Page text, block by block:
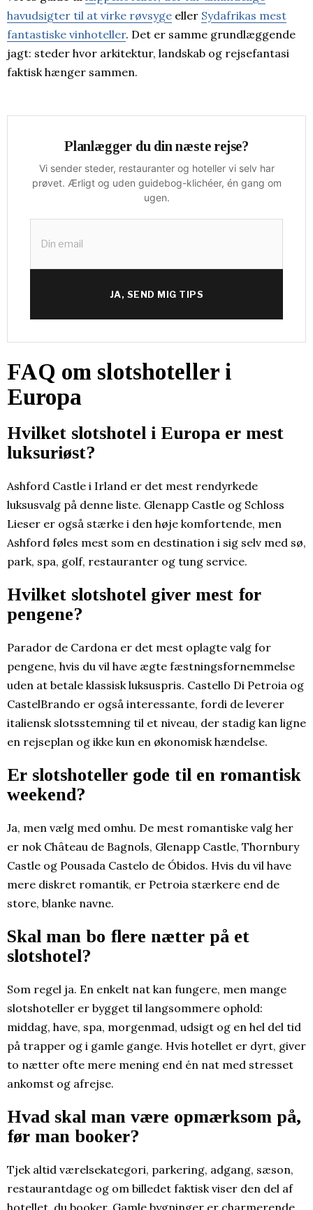
havudsigter til at virke røvsyge eller Sydafrikas mest
fantastiske vinhoteller. Det er samme grundlæggende
jagt: steder hvor arkitektur, landskab og rejsefantasi
faktisk hænger sammen.
Planlægger du din næste rejse?
Vi sender steder, restauranter og hoteller vi selv har
prøvet. Ærligt og uden guidebog-klichéer, én gang om
ugen.
JA, SEND MIG TIPS
FAQ om slotshoteller i
Europa
Hvilket slotshotel i Europa er mest
luksuriøst?
Ashford Castle i Irland er det mest rendyrkede
luksusvalg på denne liste. Glenapp Castle og Schloss
Lieser er også stærke i den høje komfortende, men
Ashford føles mest som en destination i sig selv med sø,
park, spa, golf, restauranter og tung service.
Hvilket slotshotel giver mest for
pengene?
Parador de Cardona er det mest oplagte valg for
pengene, hvis du vil have ægte fæstningsfornemmelse
uden at betale klassisk luksuspris. Castello Di Petroia og
CastelBrando er også interessante, fordi de leverer
italiensk slotsstemning til et niveau, der stadig kan ligne
en rejseplan og ikke kun en økonomisk hændelse.
Er slotshoteller gode til en romantisk
weekend?
Ja, men vælg med omhu. De mest romantiske valg her
er nok Château de Bagnols, Glenapp Castle, Thornbury
Castle og Pousada Castelo de Óbidos. Hvis du vil have
mere diskret romantik, er Petroia stærkere end de
store, blanke navne.
Skal man bo flere nætter på et
slotshotel?
Som regel ja. En enkelt nat kan fungere, men mange
slotshoteller er bygget til langsommere ophold:
middag, have, spa, morgenmad, udsigt og en hel del tid
på trapper og i gamle gange. Hvis hotellet er dyrt, giver
to nætter ofte mere mening end én nat med stresset
ankomst og afrejse.
Hvad skal man være opmærksom på,
før man booker?
Tjek altid værelsekategori, parkering, adgang, sæson,
restaurantdage og om billedet faktisk viser den del af